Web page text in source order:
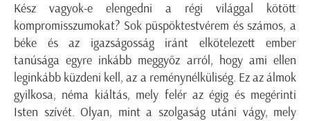
Kész vagyok-e elengedni a régi világgal kötött
kompromisszumokat? Sok püspöktestvérem és számos, a
béke és az igazságosság iránt elkötelezett ember
tanúsága egyre inkább meggyőz arról, hogy ami ellen
leginkább küzdeni kell, az a reménynélküliség. Ez az álmok
gyilkosa, néma kiáltás, mely felér az égig és megérinti
Isten szívét. Olyan, mint a szolgaság utáni vágy, mely